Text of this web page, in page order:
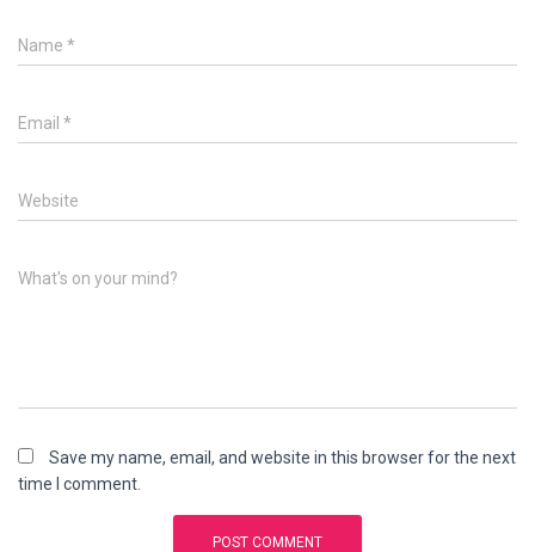
Name *
Email *
Website
What's on your mind?
Save my name, email, and website in this browser for the next
time I comment.